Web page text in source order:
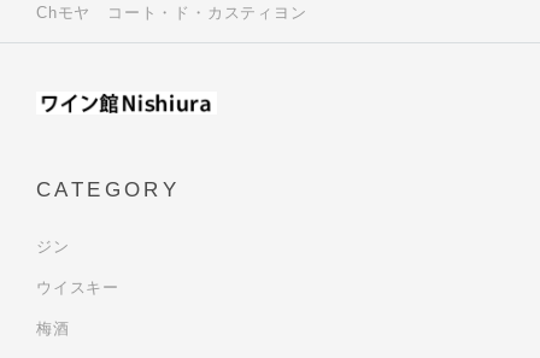
Chモヤ コート・ド・カスティヨン
CATEGORY
ジン
ウイスキー
梅酒